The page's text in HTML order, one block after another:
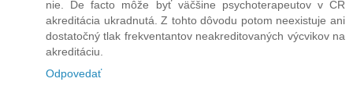
nie. De facto môže byť väčšine psychoterapeutov v ČR
akreditácia ukradnutá. Z tohto dôvodu potom neexistuje ani
dostatočný tlak frekventantov neakreditovaných výcvikov na
akreditáciu.
Odpovedať